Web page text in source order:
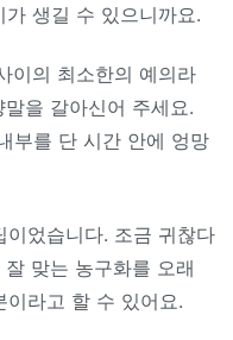
생길 수 있으니까요.
이의 최소한의 예의라
을 갈아신어 주세요.
부를 단 시간 안에 엉망
었습니다. 조금 귀찮다
맞는 농구화를 오래
라고 할 수 있어요.